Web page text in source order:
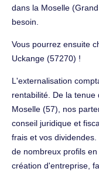
dans la Moselle
besoin.
Vous pourrez ensuite
Uckange (57270) !
L'externalisation
rentabilité. De la tenue
Moselle (57), nos
conseil juridique et
frais et vos
de nombreux profils
création d'entreprise,